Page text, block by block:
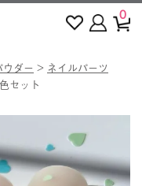
0
ダー
ネイルパーツ
セット